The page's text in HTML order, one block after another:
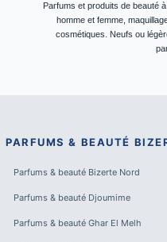
Parfums et produits de beauté
homme et femme,
cosmétiques. Neufs ou
PARFUMS & BEAUTÉ
Parfums & beauté Bizerte Nord
Parfums & beauté Djoumime
Parfums & beauté Ghar El Melh